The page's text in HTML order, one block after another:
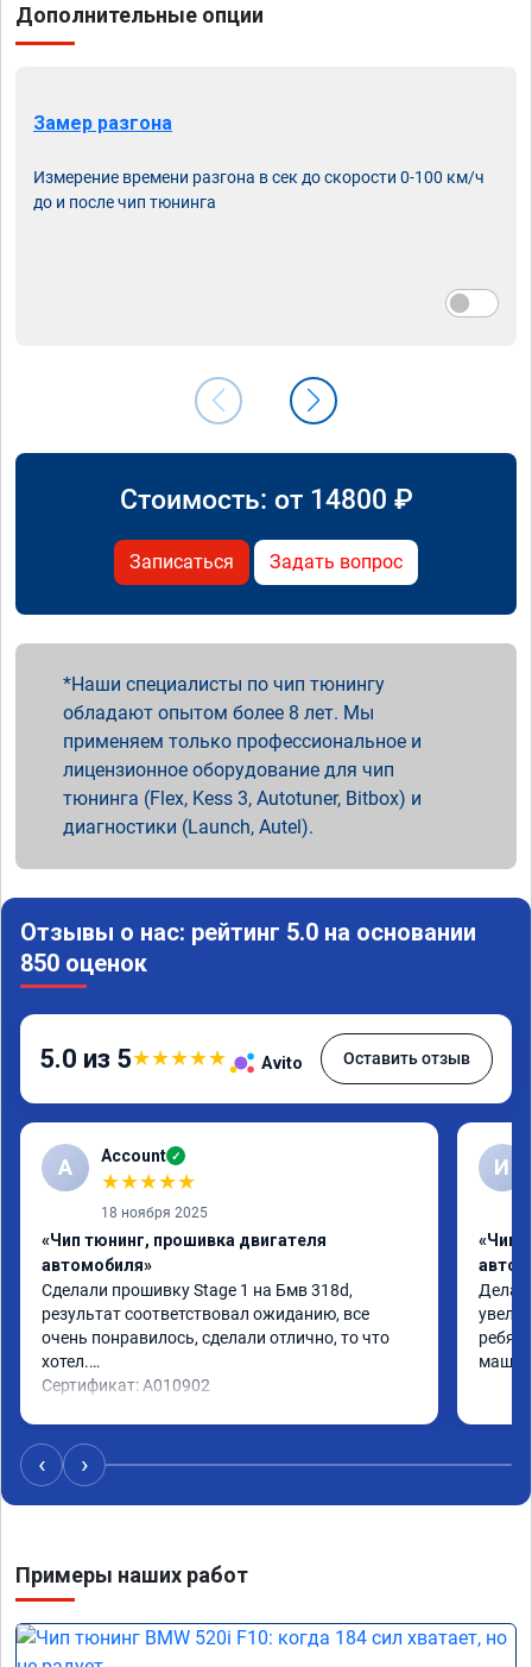
Дополнительные опции
Замер разгона
Измерение времени разгона в сек до скорости 0-100 км/ч
до и после чип тюнинга
Стоимость: от 14800 ₽
Записаться Задать вопрос
Наши специалисты по чип тюнингу
обладают опытом более 8 лет. Мы
применяем только профессиональное и
лицензионное оборудование для чип
тюнинга (Flex, Kess 3, Autotuner, Bitbox) и
диагностики (Launch, Autel).
Отзывы о нас: рейтинг 5.0 на основании
850 оценок
5.0 из 5★★★★★ Avito Оставить отзыв
A Account ✓
★★★★★
18 ноября 2025
«Чип тюнинг, прошивка двигателя
автомобиля»
Сделали прошивку Stage 1 на Бмв 318d,
результат соответствовал ожиданию, все
очень понравилось, сделали отлично, то что
хотел.
Сертификат: A010902
И
«Чип
‹ ›
Примеры наших работ